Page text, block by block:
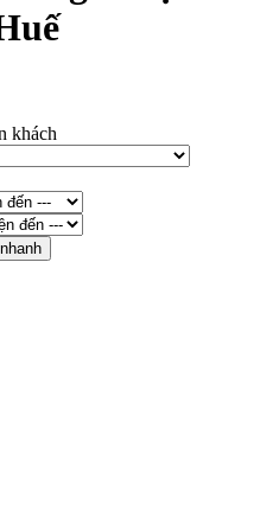
khách